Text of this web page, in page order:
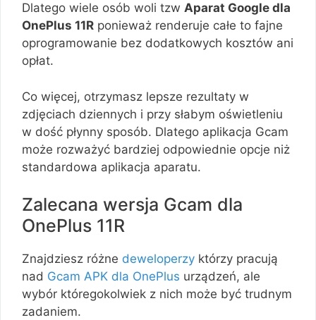
Dlatego wiele osób woli tzw Aparat Google dla
OnePlus 11R ponieważ renderuje całe to fajne
oprogramowanie bez dodatkowych kosztów ani
opłat.
Co więcej, otrzymasz lepsze rezultaty w
zdjęciach dziennych i przy słabym oświetleniu
w dość płynny sposób. Dlatego aplikacja Gcam
może rozważyć bardziej odpowiednie opcje niż
standardowa aplikacja aparatu.
Zalecana wersja Gcam dla
OnePlus 11R
Znajdziesz różne deweloperzy którzy pracują
nad Gcam APK dla OnePlus urządzeń, ale
wybór któregokolwiek z nich może być trudnym
zadaniem.